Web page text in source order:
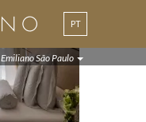
PT
Emiliano São Paulo